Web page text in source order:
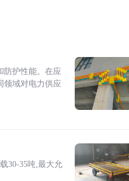
防护性能。在应
领域对电力供应
30-35吨,最大允